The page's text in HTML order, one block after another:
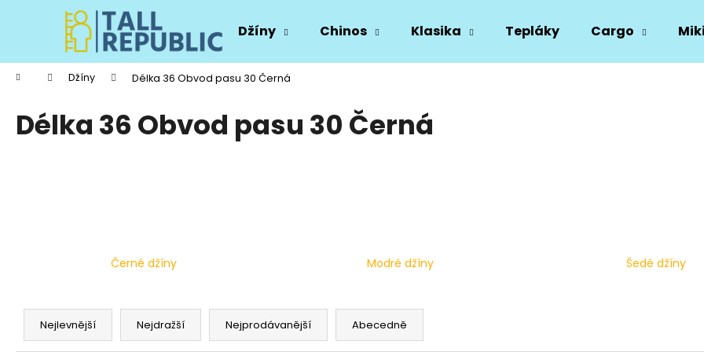
Džíny Chinos Klasika Tepláky Cargo
Domů Džíny Délka 36 Obvod pasu 30 Černá
Délka 36 Obvod pasu 30 Černá
Černé džíny Modré džíny Šedé džíny
Ř
Nejlevnější Nejdražší Nejprodávanější Abecedně
í
Zpět
do
obchodu
Zpět
do
obchodu